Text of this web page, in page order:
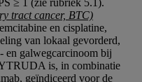
≥ 1 (zie rubriek 5.1).
tract cancer, BTC)
en cisplatine,
van lokaal gevorderd,
en galwegcarcinoom bij
is, in combinatie
geïndiceerd voor de